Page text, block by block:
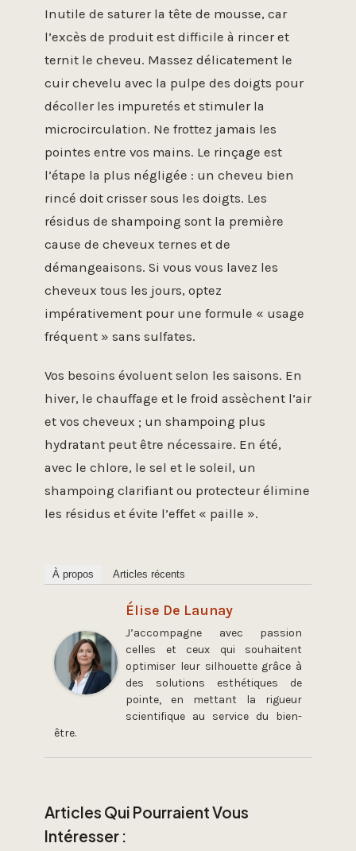
Inutile de saturer la tête de mousse, car
l’excès de produit est difficile à rincer et
ternit le cheveu. Massez délicatement le
cuir chevelu avec la pulpe des doigts pour
décoller les impuretés et stimuler la
microcirculation. Ne frottez jamais les
pointes entre vos mains. Le rinçage est
l’étape la plus négligée : un cheveu bien
rincé doit crisser sous les doigts. Les
résidus de shampoing sont la première
cause de cheveux ternes et de
démangeaisons. Si vous vous lavez les
cheveux tous les jours, optez
impérativement pour une formule « usage
fréquent » sans sulfates.
Vos besoins évoluent selon les saisons. En
hiver, le chauffage et le froid assèchent l’air
et vos cheveux ; un shampoing plus
hydratant peut être nécessaire. En été,
avec le chlore, le sel et le soleil, un
shampoing clarifiant ou protecteur élimine
les résidus et évite l’effet « paille ».
À propos Articles récents
Élise De Launay
J’accompagne avec passion
celles et ceux qui souhaitent
optimiser leur silhouette grâce à
des solutions esthétiques de
pointe, en mettant la rigueur
scientifique au service du bien-
être.
Articles Qui Pourraient Vous
Intéresser :